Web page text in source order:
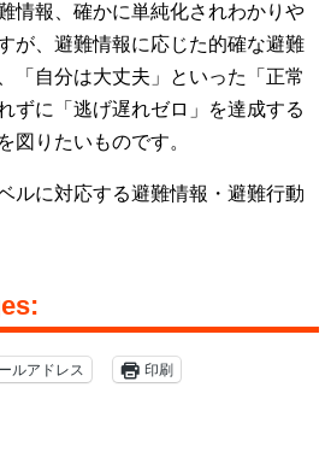
情報、確かに単純化されわかりや
が、避難情報に応じた的確な避難
「自分は大丈夫」といった「正常
ずに「逃げ遅れゼロ」を達成する
図りたいものです。
ルに対応する避難情報・避難行動
ルアドレス 印刷